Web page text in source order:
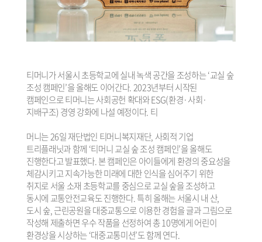
티머니가 서울시 초등학교에 실내 녹색 공간을 조성하는 ‘교실 숲
조성 캠페인’을 올해도 이어간다. 2023년부터 시작된
캠페인으로 티머니는 사회공헌 확대와 ESG(환경·사회·
지배구조) 경영 강화에 나설 예정이다. 티
머니는 26일 재단법인 티머니복지재단, 사회적 기업
트리플래닛과 함께 ‘티머니 교실 숲 조성 캠페인’을 올해도
진행한다고 발표했다. 본 캠페인은 아이들에게 환경의 중요성을
체감시키고 지속가능한 미래에 대한 인식을 심어주기 위한
취지로 서울 소재 초등학교를 중심으로 교실 숲을 조성하고
동시에 교통안전교육도 진행한다. 특히 올해는 서울시 내 산,
도시 숲, 근린공원을 대중교통으로 이용한 경험을 글과 그림으로
작성해 제출하면 우수 작품을 선정하여 총 10명에게 어린이
환경상을 시상하는 ‘대중교통미션’도 함께 연다.